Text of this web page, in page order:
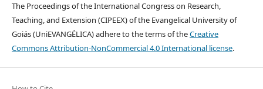
The Proceedings of the International Congress on Research,
Teaching, and Extension (CIPEEX) of the Evangelical University of
Goiás (UniEVANGÉLICA) adhere to the terms of theCreative
Commons Attribution-NonCommercial 4.0 International license.